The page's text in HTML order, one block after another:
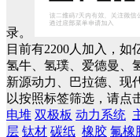
录。
目前有2200人加入，如
氢牛、氢璞、爱德曼、
新源动力、巴拉德、现
以按照标签筛选，请点
电堆 双极板 动力系统
层 钛材 碳纸 橡胶 氟橡